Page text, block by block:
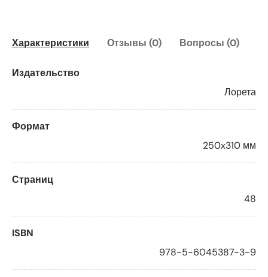
Характеристики Отзывы (0) Вопросы (0)
Издательство
Лорета
Формат
250x310 мм
Страниц
48
ISBN
978-5-6045387-3-9